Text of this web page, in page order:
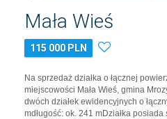
Mała Wieś
115 000 PLN
Na sprzedaż działka o łącznej
miejscowości Mała Wieś, gmina
dwóch działek ewidencyjnych o
mdługość: ok. 241 mDziałka